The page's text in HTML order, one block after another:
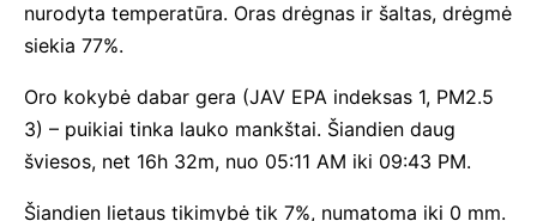
nurodyta temperatūra. Oras drėgnas ir šaltas, drėgmė
siekia 77%.
Oro kokybė dabar gera (JAV EPA indeksas 1, PM2.5
3) – puikiai tinka lauko mankštai. Šiandien daug
šviesos, net 16h 32m, nuo 05:11 AM iki 09:43 PM.
Šiandien lietaus tikimybė tik 7%, numatoma iki 0 mm.